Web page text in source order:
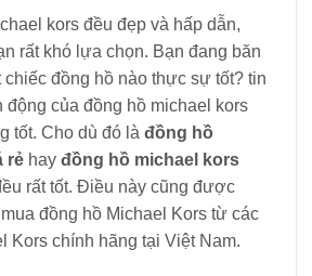
kors đều đẹp và hấp dẫn,
rất khó lựa chọn. Bạn đang băn
chiếc đồng hồ nào thực sự tốt? tin
động của đồng hồ michael kors
tốt. Cho dù đó là đồng hồ
rẻ hay đồng hồ michael kors
rất tốt. Điều này cũng được
đồng hồ Michael Kors từ các
Kors chính hãng tại Việt Nam.